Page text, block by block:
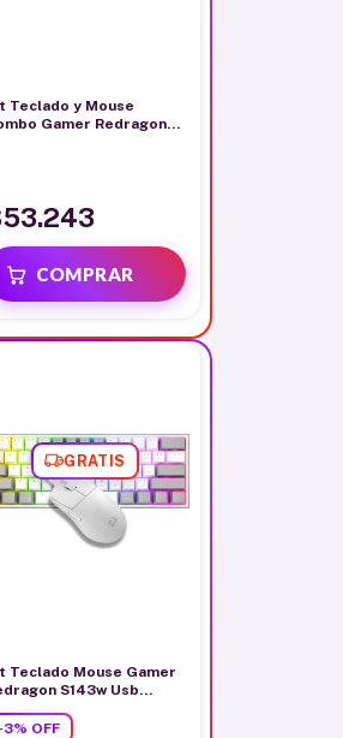
Teclado y Mouse
Gamer Redragon
GRATIS
Teclado Mouse Gamer
S143w Usb
-3% OFF